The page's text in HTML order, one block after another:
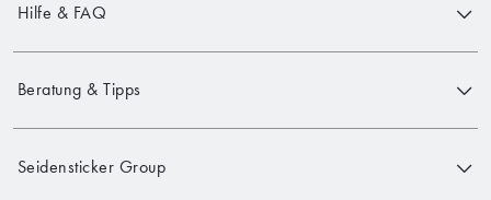
Hilfe & FAQ
Beratung & Tipps
Seidensticker Group